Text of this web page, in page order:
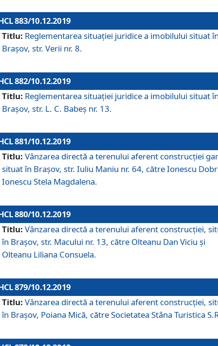
883/10.12.2019
Titlu: Reglementarea situației juridice a imobilului situat
Brașov, str. Verii nr. 8.
882/10.12.2019
Titlu: Reglementarea situației juridice a imobilului situat
Brașov, str. L. C. Babeș nr. 13.
881/10.12.2019
Titlu: Vânzarea directă a terenului aferent construcției
situat în Brașov, str. Iuliu Maniu nr. 64, către Ionescu
Ionescu Stela Magdalena.
880/10.12.2019
Titlu: Vânzarea directă a terenului aferent construcției,
în Brașov, str. Macului nr. 13, către Olteanu Dan Viciu și
Olteanu Liliana Consuela.
879/10.12.2019
Titlu: Vânzarea directă a terenului aferent construcției,
în Brașov, Poiana Mică, către Societatea Stâna Turistica